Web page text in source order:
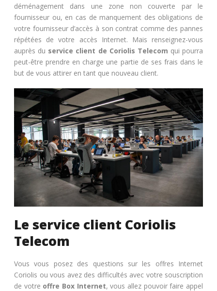
déménagement dans une zone non couverte par le
fournisseur ou, en cas de manquement des obligations de
votre fournisseur d’accès à son contrat comme des pannes
répétées de votre accès Internet. Mais renseignez-vous
auprès du service client de Coriolis Telecom qui pourra
peut-être prendre en charge une partie de ses frais dans le
but de vous attirer en tant que nouveau client.
Le service client Coriolis
Telecom
Vous vous posez des questions sur les offres Internet
Coriolis ou vous avez des difficultés avec votre souscription
de votre offre Box Internet, vous allez pouvoir faire appel